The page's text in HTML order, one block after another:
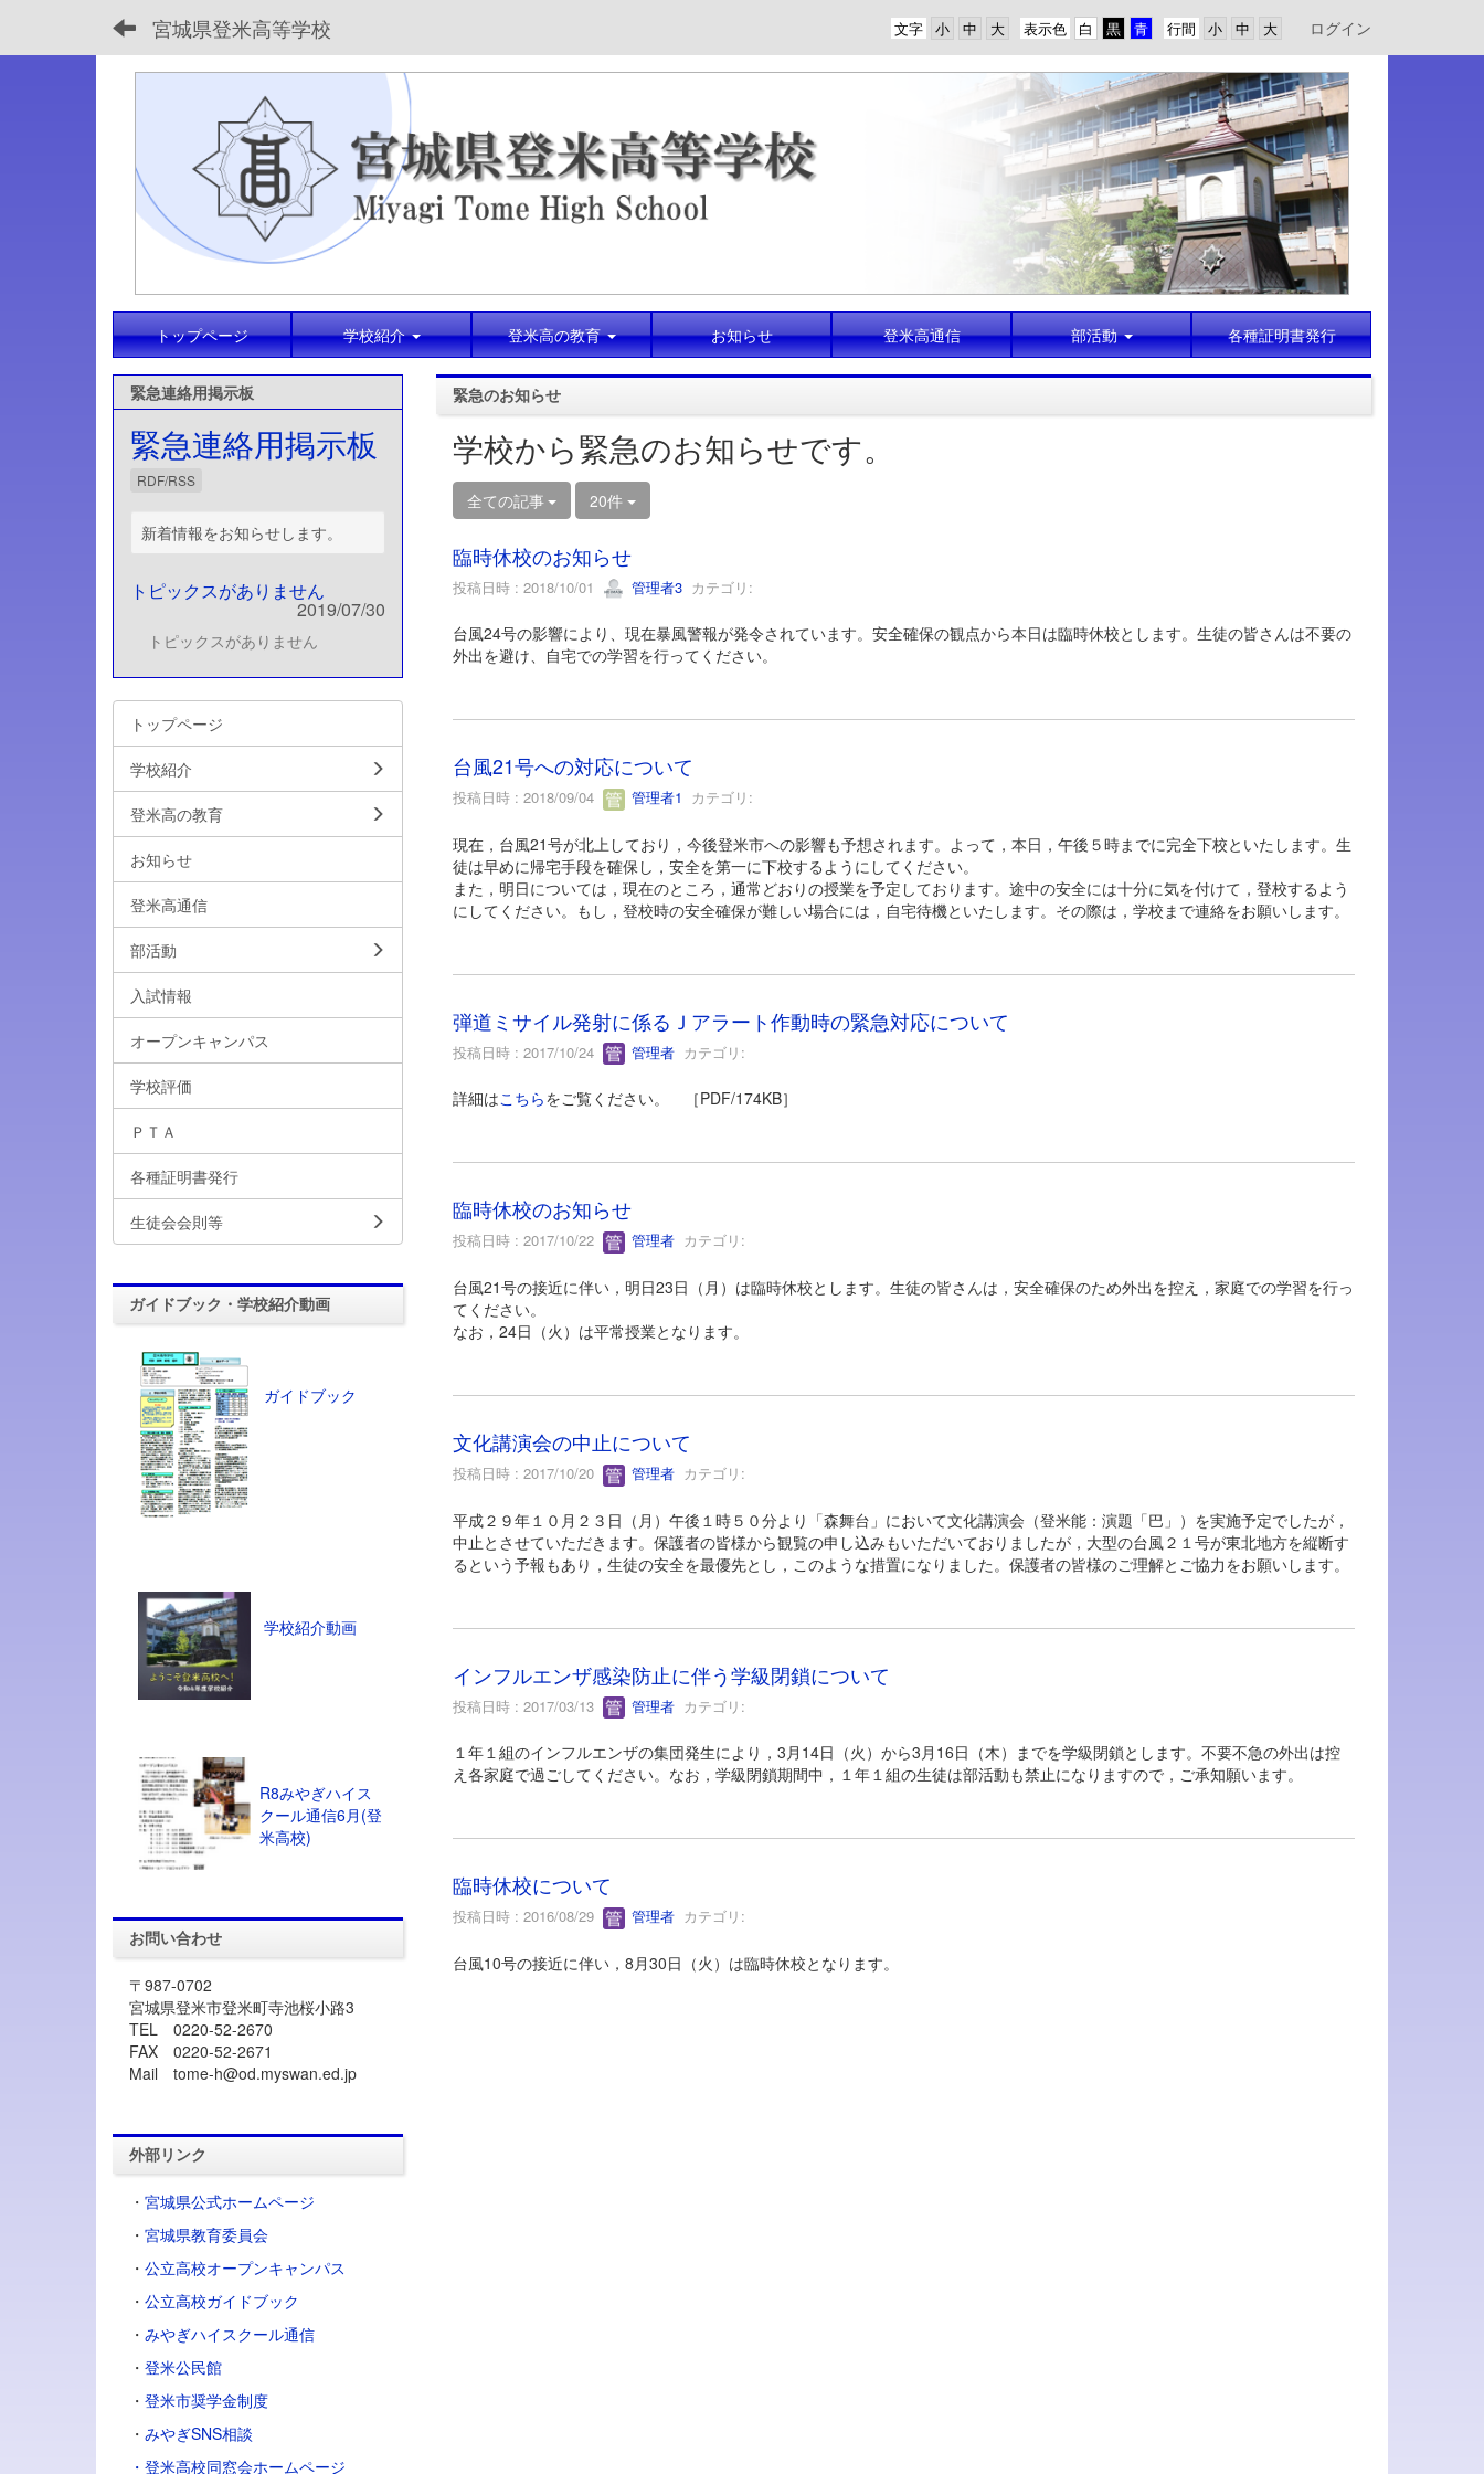
宮城県登米高等学校 行間
表示色
文字 ログイン
トップページ 学校紹介 登米高の教育 お知らせ 登米高通信 部活動 各種証明書発行
緊急のお知らせ
学校から緊急のお知らせです。
全ての記事 20件
臨時休校のお知らせ
投稿日時 : 2018/10/01 管理者3カテゴリ:
台風24号の影響により、現在暴風警報が発令されています。安全確保の観点から本日は臨時休校とします。生徒の皆さんは不要の
外出を避け、自宅での学習を行ってください。
台風21号への対応について
投稿日時 : 2018/09/04 管理者1 カテゴリ:
現在，台風21号が北上しており，今後登米市への影響も予想されます。よって，本日，午後５時までに完全下校といたします。生
徒は早めに帰宅手段を確保し，安全を第一に下校するようにしてください。
また，明日については，現在のところ，通常どおりの授業を予定しております。途中の安全には十分に気を付けて，登校するよう
にしてください。もし，登校時の安全確保が難しい場合には，自宅待機といたします。その際は，学校まで連絡をお願いします。
弾道ミサイル発射に係るＪアラート作動時の緊急対応について
投稿日時 : 2017/10/24 管理者カテゴリ:
詳細はこちらをご覧ください。 ［PDF/174KB］
臨時休校のお知らせ
投稿日時 : 2017/10/22 管理者カテゴリ:
台風21号の接近に伴い，明日23日（月）は臨時休校とします。生徒の皆さんは，安全確保のため外出を控え，家庭での学習を行っ
てください。
なお，24日（火）は平常授業となります。
文化講演会の中止について
投稿日時 : 2017/10/20 管理者カテゴリ:
平成２９年１０月２３日（月）午後１時５０分より「森舞台」において文化講演会（登米能：演題「巴」）を実施予定でしたが，
中止とさせていただきます。保護者の皆様から観覧の申し込みもいただいておりましたが，大型の台風２１号が東北地方を縦断す
るという予報もあり，生徒の安全を最優先とし，このような措置になりました。保護者の皆様のご理解とご協力をお願いします。
インフルエンザ感染防止に伴う学級閉鎖について
投稿日時 : 2017/03/13 管理者カテゴリ:
１年１組のインフルエンザの集団発生により，3月14日（火）から3月16日（木）までを学級閉鎖とします。不要不急の外出は控
え各家庭で過ごしてください。なお，学級閉鎖期間中，１年１組の生徒は部活動も禁止になりますので，ご承知願います。
臨時休校について
投稿日時 : 2016/08/29 管理者カテゴリ:
台風10号の接近に伴い，8月30日（火）は臨時休校となります。
緊急連絡用掲示板
緊急連絡用掲示板
RDF/RSS
新着情報をお知らせします。
トピックスがありません
2019/07/30
トピックスがありません
トップページ
学校紹介
登米高の教育
お知らせ
登米高通信
部活動
入試情報
オープンキャンパス
学校評価
ＰＴＡ
各種証明書発行
生徒会会則等
ガイドブック・学校紹介動画
ガイドブック
学校紹介動画
R8みやぎハイス
クール通信6月(登
米高校)
お問い合わせ
〒987-0702
宮城県登米市登米町寺池桜小路3
TEL 0220-52-2670
FAX 0220-52-2671
Mail tome-h@od.myswan.ed.jp
外部リンク
・ 宮城県公式ホームページ
・ 宮城県教育委員会
・ 公立高校オープンキャンパス
・ 公立高校ガイドブック
・ みやぎハイスクール通信
・ 登米公民館
・ 登米市奨学金制度
・ みやぎSNS相談
・登米高校同窓会ホームページ